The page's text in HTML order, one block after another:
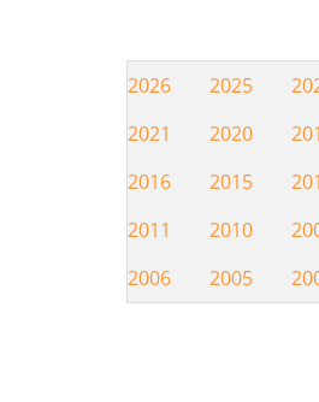
Hemeroteca
2026 2025
2021
2020
2016
2015
2011
2010
2006
2005